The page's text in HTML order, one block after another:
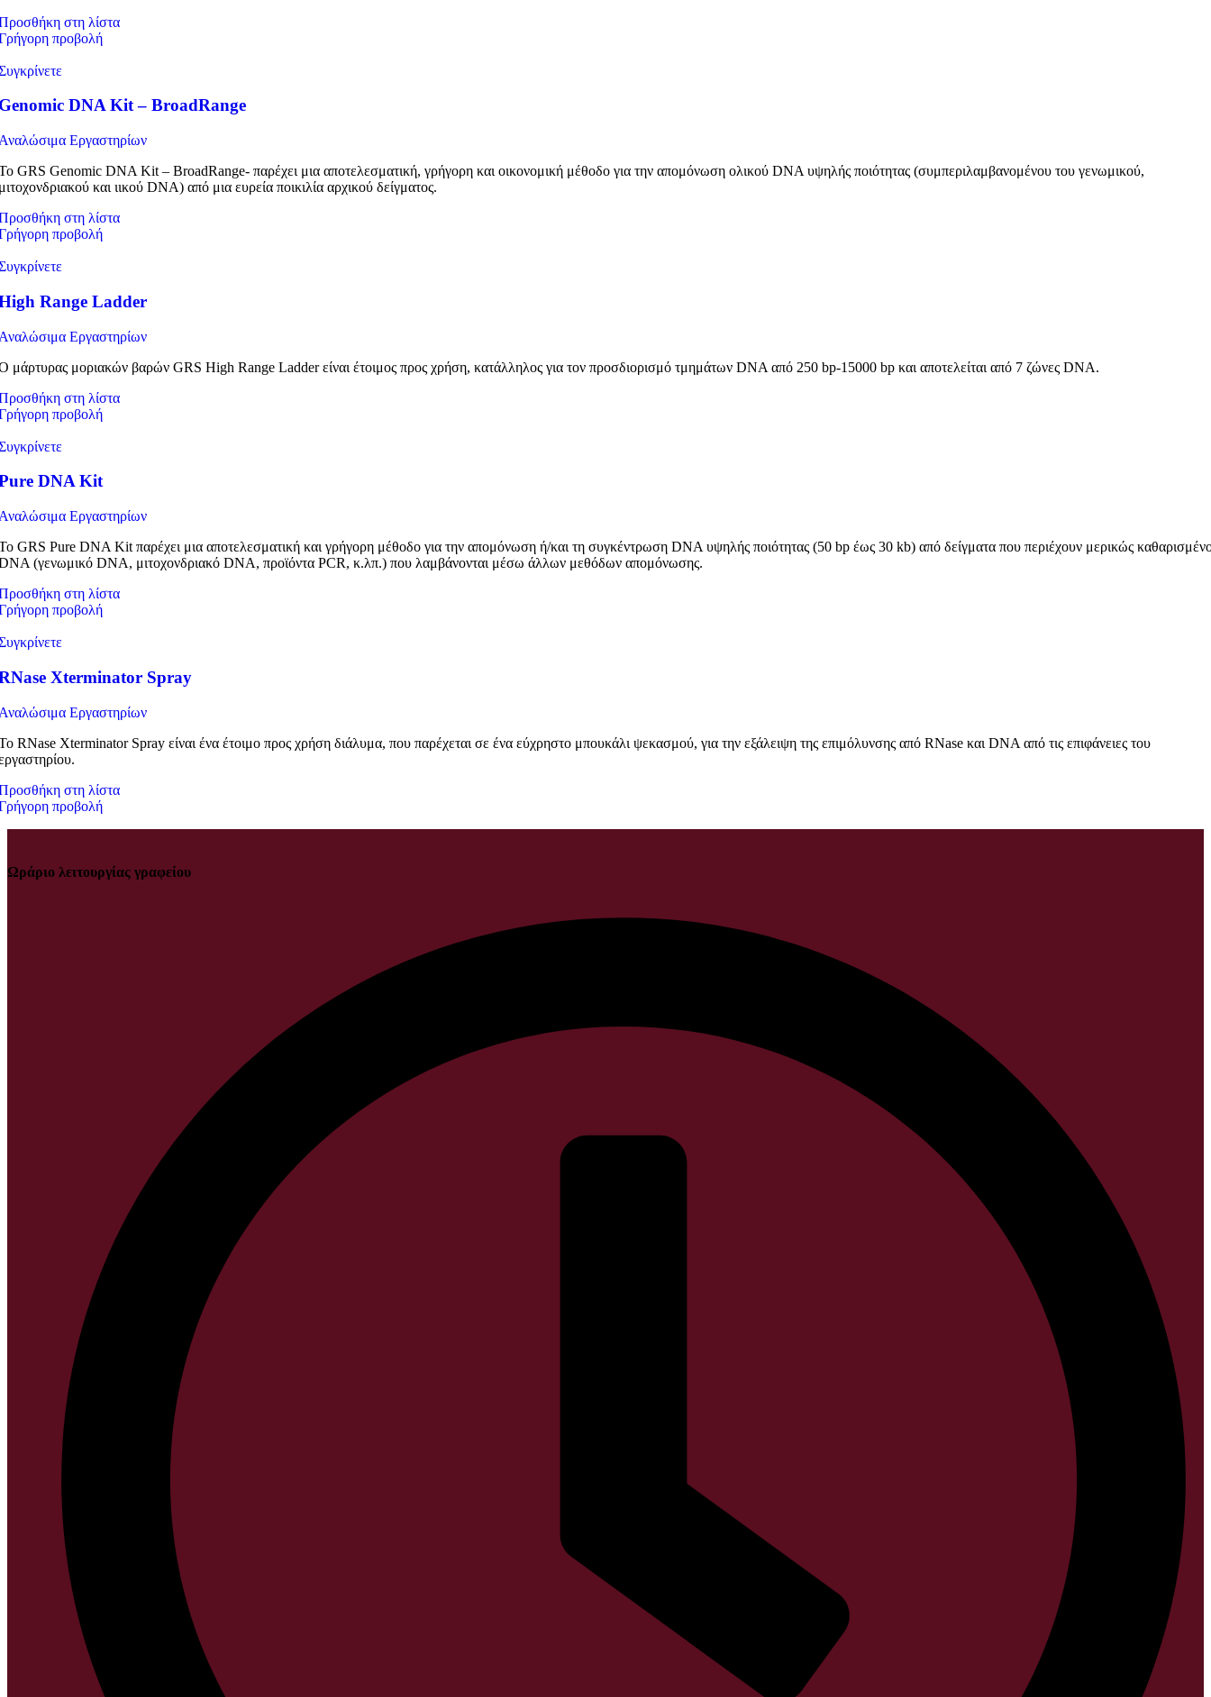
στη λίστα
προβολή
DNA Kit – BroadRange
Εργαστηρίων
GRS Genomic DNA Kit – BroadRange- παρέχει μια αποτελεσματική, γρήγορη και οικονομική μέθοδο για την απομόνωση ολικού DNA υψηλής ποιότητας (συμπεριλαμβανομένου του γενωμικού,
και ιικού DNA) από μια ευρεία ποικιλία αρχικού δείγματος.
στη λίστα
προβολή
Range Ladder
Εργαστηρίων
μάρτυρας μοριακών βαρών GRS High Range Ladder είναι έτοιμος προς χρήση, κατάλληλος για τον προσδιορισμό τμημάτων DNA από 250 bp-15000 bp και αποτελείται από 7 ζώνες DNA.
στη λίστα
προβολή
DNA Kit
Εργαστηρίων
GRS Pure DNA Kit παρέχει μια αποτελεσματική και γρήγορη μέθοδο για την απομόνωση ή/και τη συγκέντρωση DNA υψηλής ποιότητας (50 bp έως 30 kb) από δείγματα που περιέχουν μερικώς
(γενωμικό DNA, μιτοχονδριακό DNA, προϊόντα PCR, κ.λπ.) που λαμβάνονται μέσω άλλων μεθόδων απομόνωσης.
στη λίστα
προβολή
Xterminator Spray
Εργαστηρίων
RNase Xterminator Spray είναι ένα έτοιμο προς χρήση διάλυμα, που παρέχεται σε ένα εύχρηστο μπουκάλι ψεκασμού, για την εξάλειψη της επιμόλυνσης από RNase και DNA από τις επιφάνειες του
στη λίστα
προβολή
Ωράριο λειτουργίας γραφείου